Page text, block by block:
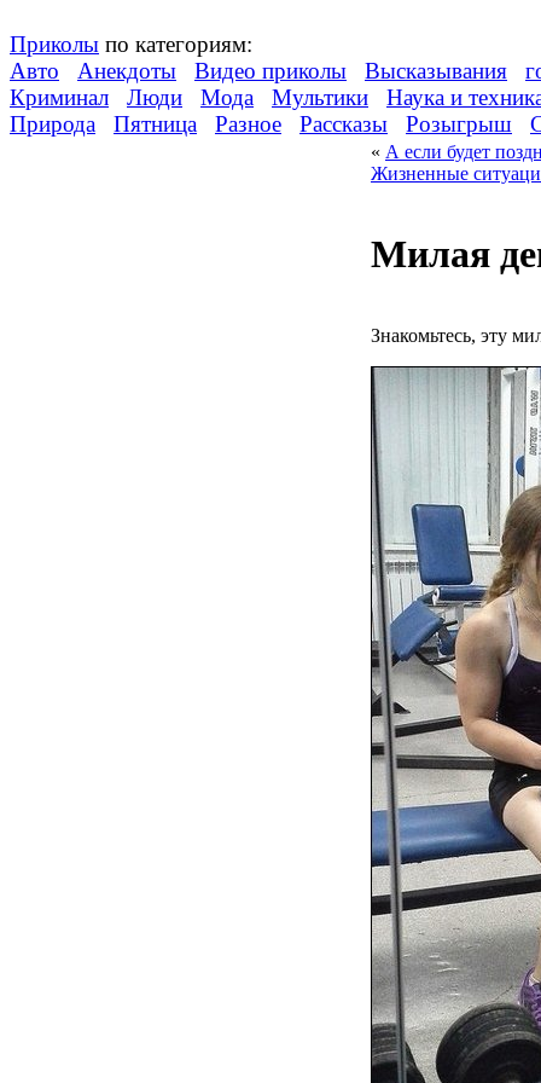
Приколы по категориям:
Авто
Анекдоты Видео приколы Высказывания
Криминал
Люди Мода Мультики
Наука и
Природа
Пятница Разное Рассказы Розыгрыш
« А если будет
Жизненные
Милая
Знакомьтесь, эту